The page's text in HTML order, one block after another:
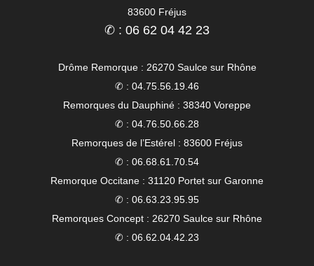
83600 Fréjus
✆ : 06 62 04 42 23
Drôme Remorque : 26270 Saulce sur Rhône
✆ : 04.75.56.19.46
Remorques du Dauphiné : 38340 Voreppe
✆ : 04.76.50.66.28
Remorques de l’Estérel : 83600 Fréjus
✆ : 06.68.61.70.54
Remorque Occitane : 31120 Portet sur Garonne
✆ : 06.63.23.95.95
Remorques Concept : 26270 Saulce sur Rhône
✆ : 06.62.04.42.23